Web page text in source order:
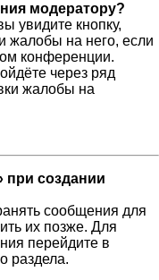
модератору?
увидите кнопку,
жалобы на него, если
конференции.
через ряд
жалобы на
при создании
сообщения для
их позже. Для
перейдите в
раздела.